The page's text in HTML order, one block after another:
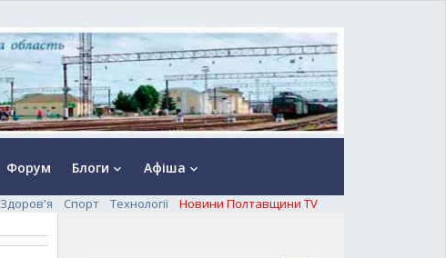
Форум Блоги keyboard_arrow_down Афіша keyboard_arrow_down
Здоров'я Спорт Технології Новини Полтавщини TV